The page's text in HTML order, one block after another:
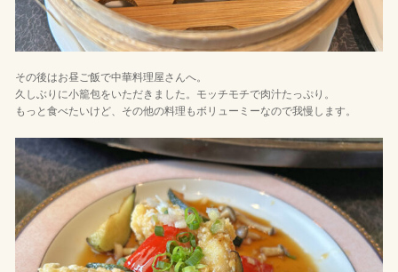
その後はお昼ご飯で中華料理屋さんへ。
久しぶりに小籠包をいただきました。モッチモチで肉汁たっぷり。
もっと食べたいけど、その他の料理もボリューミーなので我慢します。